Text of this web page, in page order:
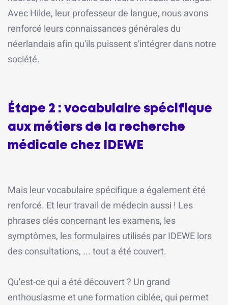
Avec Hilde, leur professeur de langue, nous avons
renforcé leurs connaissances générales du
néerlandais afin qu'ils puissent s'intégrer dans notre
société.
Étape 2 : vocabulaire spécifique
aux métiers de la recherche
médicale chez IDEWE
Mais leur vocabulaire spécifique a également été
renforcé. Et leur travail de médecin aussi ! Les
phrases clés concernant les examens, les
symptômes, les formulaires utilisés par IDEWE lors
des consultations, ... tout a été couvert.
Qu'est-ce qui a été découvert ? Un grand
enthousiasme et une formation ciblée, qui permet